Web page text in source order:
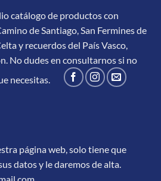
catálogo de productos con
de Santiago, San Fermines de
y recuerdos del País Vasco,
No dudes en consultarnos si no
necesitas.
página web, solo tiene que
datos y le daremos de alta.